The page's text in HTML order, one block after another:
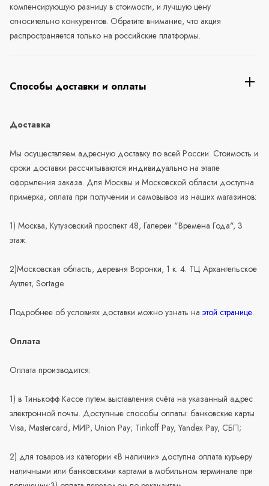
компенсирующую разницу в стоимости, и лучшую цену
относительно конкурентов. Обратите внимание, что акция
распространяется только на российские платформы.
Способы доставки и оплаты
Доставка
Мы осуществляем адресную доставку по всей России. Стоимость и
сроки доставки рассчитываются индивидуально на этапе
оформления заказа. Для Москвы и Московской области доступна
примерка, оплата при получении и самовывоз из наших магазинов:
1) Москва, Кутузовский проспект 48, Галереи "Времена Года", 3
этаж.
2)Московская область, деревня Воронки, 1 к. 4. ТЦ Архангельское
Аутлет, Sortage.
Подробнее об условиях доставки можно узнать на этой странице.
Оплата
Оплата производится:
1) в Тинькофф Кассе путем выставления счёта на указанный адрес
электронной почты. Доступные способы оплаты: банковские карты
Visa, Mastercard, МИР, Union Pay; Tinkoff Pay, Yandex Pay, СБП;
2) для товаров из категории «В наличии» доступна оплата курьеру
наличными или банковскими картами в мобильном терминале при